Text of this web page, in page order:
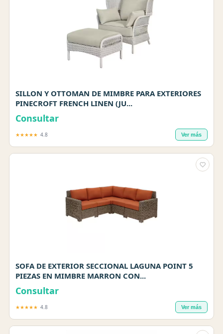
SILLON Y OTTOMAN DE MIMBRE PARA EXTERIORES
PINECROFT FRENCH LINEN (JU...
Consultar
★★★★★ 4.8 Ver más
SOFA DE EXTERIOR SECCIONAL LAGUNA POINT 5
PIEZAS EN MIMBRE MARRON CON...
Consultar
★★★★★ 4.8 Ver más